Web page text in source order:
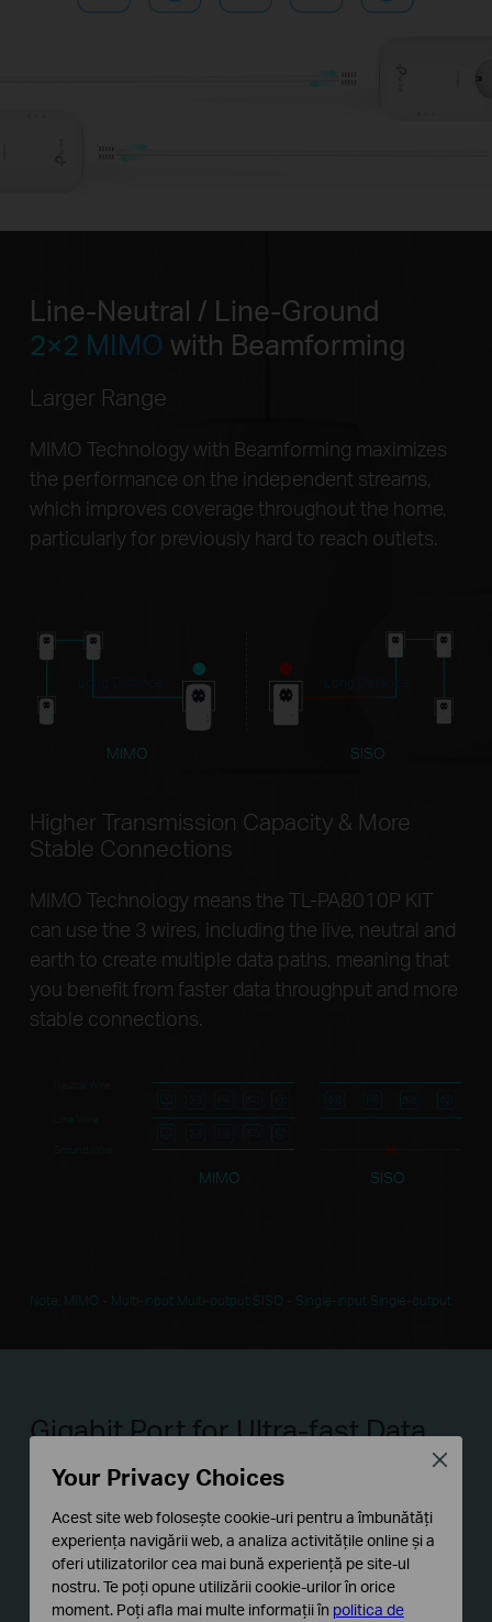
Line-Neutral / Line-Ground
2×2 MIMO with Beamforming
Larger Range
MIMO Technology with Beamforming maximizes
the performance on the independent streams,
which improves coverage throughout the home,
particularly for previously hard to reach outlets.
MIMO SISO
Higher Transmission Capacity & More
Stable Connections
MIMO Technology means the TL-PA8010P KIT
can use the 3 wires, including the live, neutral and
earth to create multiple data paths, meaning that
you benefit from faster data throughput and more
stable connections.
MIMO SISO
Note: MIMO - Multi-input Multi-output SISO - Single-input Single-output
Gigabit Port for Ultra-fast Data
Transfer
With one Gigabit Ethernet port, TL-PA8010P KIT
allows users to connect a bandwidth intensive
device to the Internet at high speeds and ensures
the smooth transmission of Ultra 4K video
Your Privacy Choices
Acest site web folosește cookie-uri pentru a îmbunătăți
experiența navigării web, a analiza activitățile online și a
oferi utilizatorilor cea mai bună experiență pe site-ul
nostru. Te poți opune utilizării cookie-urilor în orice
moment. Poți afla mai multe informații în politica de
Close